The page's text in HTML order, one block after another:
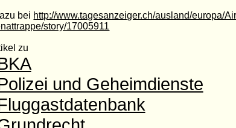
bei http://www.tagesanzeiger.ch/ausland/europa/
story/17005911
zu
und Geheimdienste